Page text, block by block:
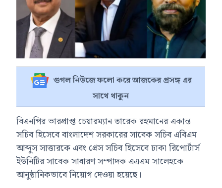
গুগল নিউজে ফলো করে আজকের প্রসঙ্গ এর
সাথে থাকুন
বিএনপির ভারপ্রাপ্ত চেয়ারম্যান তারেক রহমানের একান্ত
সচিব হিসেবে বাংলাদেশ সরকারের সাবেক সচিব এবিএম
আব্দুস সাত্তারকে এবং প্রেস সচিব হিসেবে ঢাকা রিপোর্টার্স
ইউনিটির সাবেক সাধারণ সম্পাদক এএএম সালেহকে
আনুষ্ঠানিকভাবে নিয়োগ দেওয়া হয়েছে।